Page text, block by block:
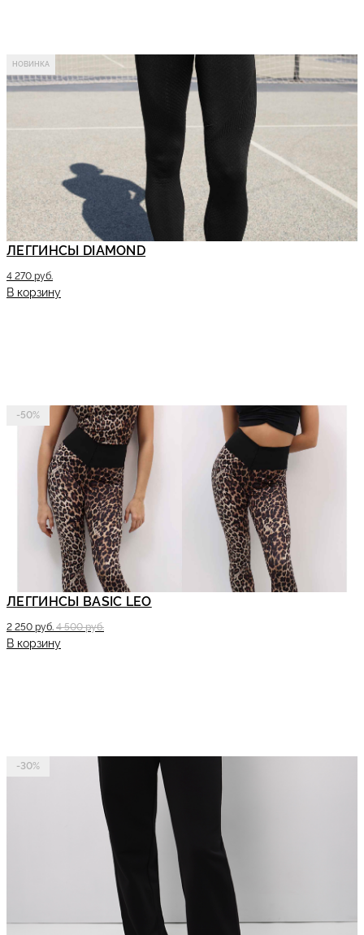
НОВИНКА
ЛЕГГИНСЫ DIAMOND
4 270 руб.
В корзину
-50%
ЛЕГГИНСЫ BASIC LEO
2 250 руб. 4 500 руб.
В корзину
-30%